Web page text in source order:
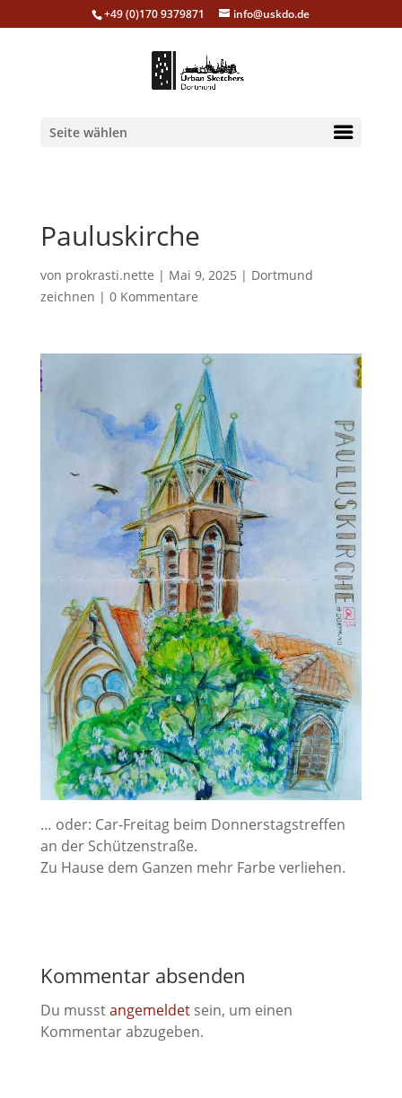
+49 (0)170 9379871 info@uskdo.de
Seite wählen
Pauluskirche
von prokrasti.nette | Mai 9, 2025 | Dortmund
zeichnen | 0 Kommentare
… oder: Car-Freitag beim Donnerstagstreffen
an der Schützenstraße.
Zu Hause dem Ganzen mehr Farbe verliehen.
Kommentar absenden
Du musstangemeldetsein, um einen
Kommentar abzugeben.